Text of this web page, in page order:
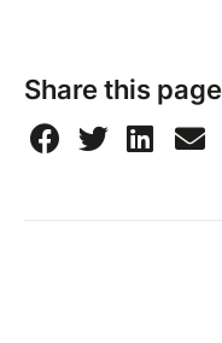
Share this page